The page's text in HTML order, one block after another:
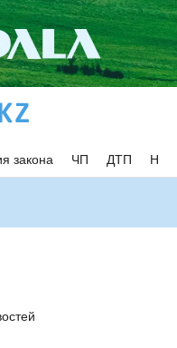
закона ЧП ДТП